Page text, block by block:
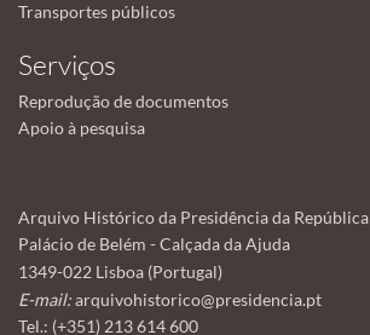
Transportes públicos
Serviços
Reprodução de documentos
Apoio à pesquisa
Arquivo Histórico da Presidência da República
Palácio de Belém - Calçada da Ajuda
1349-022 Lisboa (Portugal)
E-mail:arquivohistorico@presidencia.pt
Tel.: (+351) 213 614 600